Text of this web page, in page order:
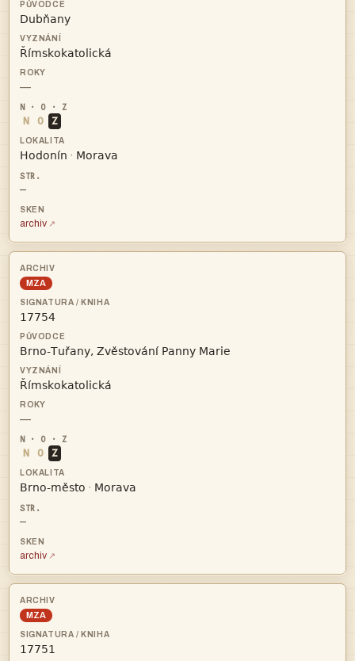


—
N O Z
 · 
—
archiv
MZA



—
N O Z
 · 
—
archiv
MZA
